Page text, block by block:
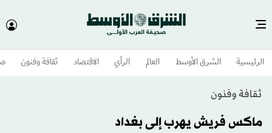
الرئيسية الشرق الأوسط​ العالم الرأي الاقتصاد ثقافة وفنون
ثقافة وفنون
ماكس فريش يهرب إلى بغداد